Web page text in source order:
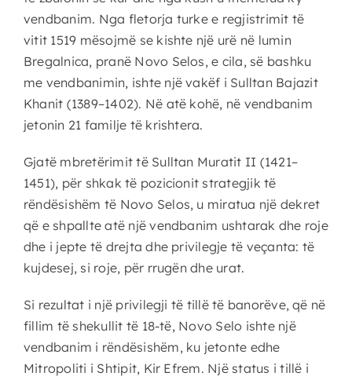
vendbanim. Nga fletorja turke e regjistrimit të
vitit 1519 mësojmë se kishte një urë në lumin
Bregalnica, pranë Novo Selos, e cila, së bashku
me vendbanimin, ishte një vakëf i Sulltan Bajazit
Khanit (1389–1402). Në atë kohë, në vendbanim
jetonin 21 familje të krishtera.
Gjatë mbretërimit të Sulltan Muratit II (1421–
1451), për shkak të pozicionit strategjik të
rëndësishëm të Novo Selos, u miratua një dekret
që e shpallte atë një vendbanim ushtarak dhe roje
dhe i jepte të drejta dhe privilegje të veçanta: të
kujdesej, si roje, për rrugën dhe urat.
Si rezultat i një privilegji të tillë të banorëve, që në
fillim të shekullit të 18-të, Novo Selo ishte një
vendbanim i rëndësishëm, ku jetonte edhe
Mitropoliti i Shtipit, Kir Efrem. Një status i tillë i